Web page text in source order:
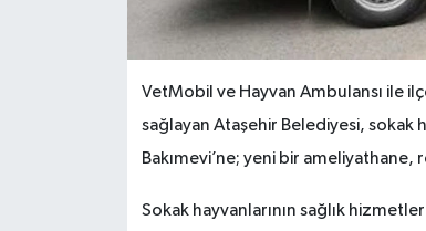
VetMobil ve Hayvan Ambulansı ile
sağlayan Ataşehir Belediyesi, sokak
Bakımevi’ne; yeni bir ameliyathane,
Sokak hayvanlarının sağlık